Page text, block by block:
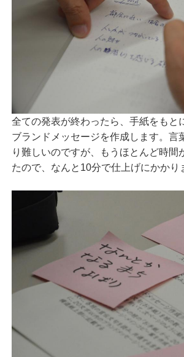
全ての発表が終わったら、手紙をもと
ブランドメッセージを作成します。言
り難しいのですが、もうほとんど時間
たので、なんと10分で仕上げにかかり